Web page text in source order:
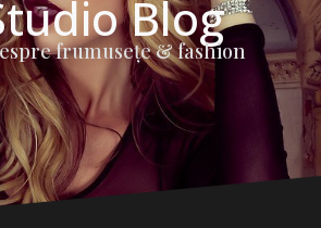
Blog
frumuseţe & fashion